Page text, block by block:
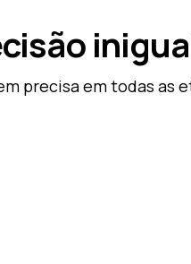
precisa em todas as